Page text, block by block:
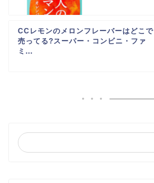
CCレモンのメロンフレーバーはどこで
売ってる?スーパー・コンビニ・ファ
ミ...